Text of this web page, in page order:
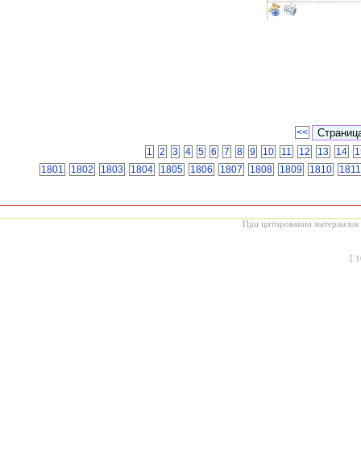
<<
1
2 3 4 5 6 7 8 9 10 11 12 13 14
1801
1802 1803 1804 1805 1806 1807 1808 1809 1810 1811
При цитировании материалов
[